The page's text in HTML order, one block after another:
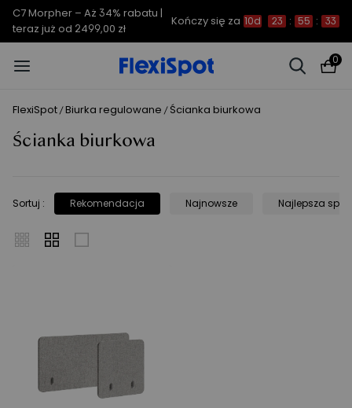
C7 Morpher – Aż 34% rabatu |
teraz już od 2499,00 zł
Kończy się za 10d 23 : 55 : 33
0
FlexiSpot /Biurka regulowane / Ścianka biurkowa
Ścianka biurkowa
Sortuj : Rekomendacja Najnowsze Najlepsza